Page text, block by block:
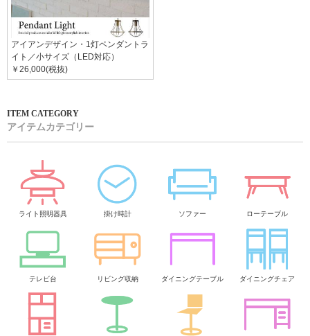
アイアンデザイン・1灯ペンダントラ
イト／小サイズ（LED対応）
￥26,000(税抜)
アイテムカテゴリー
ライト照明器具 掛け時計 ソファー ローテーブル
テレビ台 リビング収納 ダイニングテーブル ダイニングチェア